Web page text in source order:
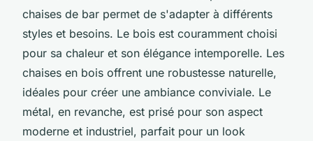
chaises de bar permet de s'adapter à différents
styles et besoins. Le bois est couramment choisi
pour sa chaleur et son élégance intemporelle. Les
chaises en bois offrent une robustesse naturelle,
idéales pour créer une ambiance conviviale. Le
métal, en revanche, est prisé pour son aspect
moderne et industriel, parfait pour un look